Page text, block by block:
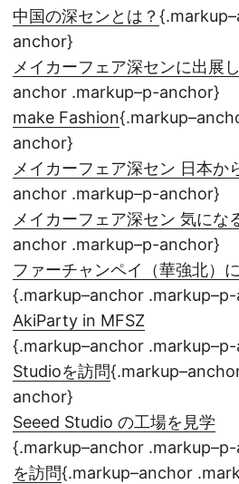
中国の深センとは？
anchor}
メイカーフェア深センに出展
anchor .markup–p-anchor}
make Fashion
anchor}
メイカーフェア深セン 日本か
anchor .markup–p-anchor}
メイカーフェア深セン 気にな
anchor .markup–p-anchor}
ファーチャンペイ（華強北）
{.markup–anchor
AkiParty in MFSZ
{.markup–anchor
Studioを訪問
anchor}
Seeed Studio の工場を見学
{.markup–anchor
を訪問{.markup–anchor